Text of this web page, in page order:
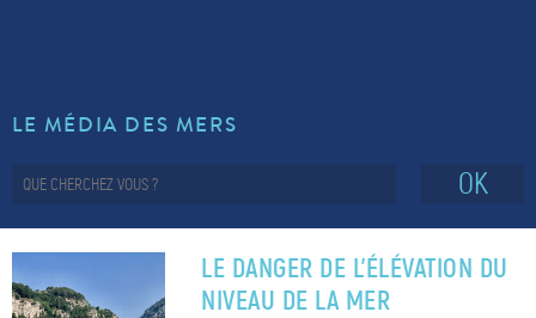
LE MÉDIA DES MERS
OK
LE DANGER DE L’ÉLÉVATION DU
NIVEAU DE LA MER